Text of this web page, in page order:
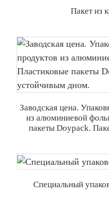
Пакет из
Заводская цена.
из алюминиевой
пакеты Doypack.
Специальный